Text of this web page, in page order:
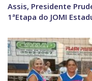
Assis, Presidente
1ªEtapa do JOMI